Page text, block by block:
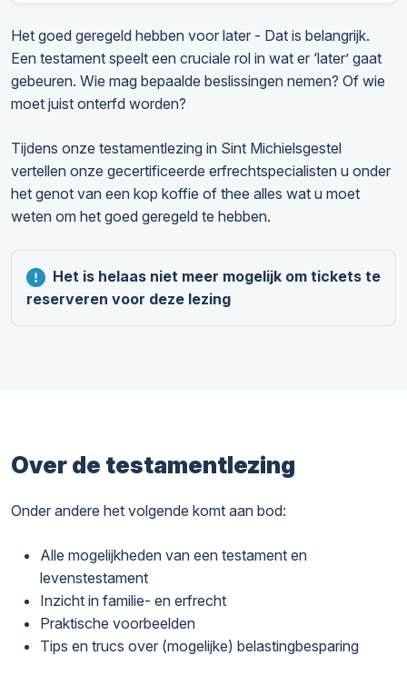
Het goed geregeld hebben voor later - Dat is belangrijk.
Een testament speelt een cruciale rol in wat er ‘later’ gaat
gebeuren. Wie mag bepaalde beslissingen nemen? Of wie
moet juist onterfd worden?
Tijdens onze testamentlezing in Sint Michielsgestel
vertellen onze gecertificeerde erfrechtspecialisten u onder
het genot van een kop koffie of thee alles wat u moet
weten om het goed geregeld te hebben.
Het is helaas niet meer mogelijk om tickets te
reserveren voor deze lezing
Over de testamentlezing
Onder andere het volgende komt aan bod:
Alle mogelijkheden van een testament en
levenstestament
Inzicht in familie- en erfrecht
Praktische voorbeelden
Tips en trucs over (mogelijke) belastingbesparing